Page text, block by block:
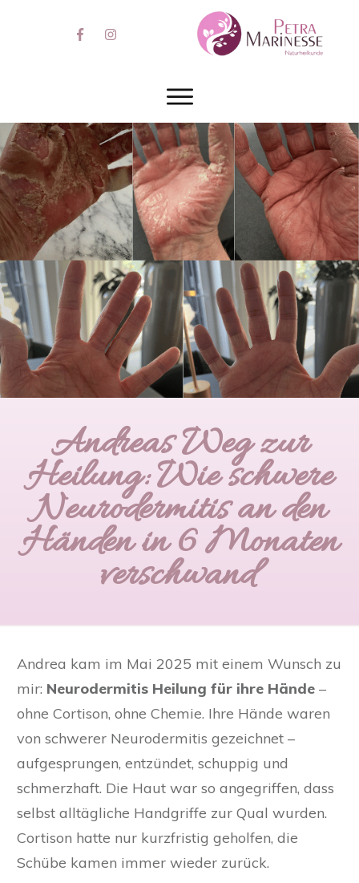
Andreas Weg zur
Heilung: Wie schwere
Neurodermitis an den
Händen in 6 Monaten
verschwand
Andrea kam im Mai 2025 mit einem Wunsch zu
mir: Neurodermitis Heilung für ihre Hände –
ohne Cortison, ohne Chemie. Ihre Hände waren
von schwerer Neurodermitis gezeichnet –
aufgesprungen, entzündet, schuppig und
schmerzhaft. Die Haut war so angegriffen, dass
selbst alltägliche Handgriffe zur Qual wurden.
Cortison hatte nur kurzfristig geholfen, die
Schübe kamen immer wieder zurück.